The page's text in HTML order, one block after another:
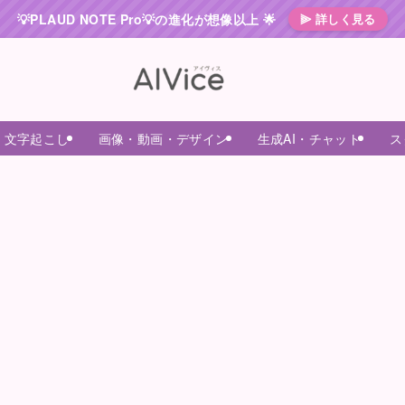
💡PLAUD NOTE Pro💡の進化が想像以上 🌟 ⫸ 詳しく見る
文字起こし 画像・動画・デザイン 生成AI・チャット